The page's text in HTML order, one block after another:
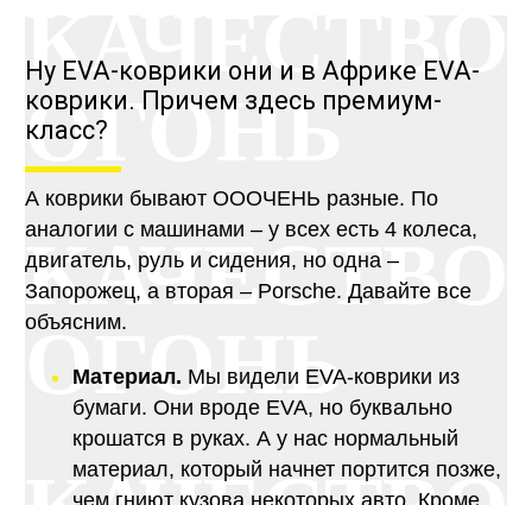
КАЧЕСТВО
ОГОНЬ
КАЧЕСТВО
ОГОНЬ
Ну EVA-коврики они и в Африке EVA-
коврики. Причем здесь премиум-
класс?
А коврики бывают ОООЧЕНЬ разные. По
аналогии с машинами – у всех есть 4 колеса,
двигатель, руль и сидения, но одна –
Запорожец, а вторая – Porsche. Давайте все
объясним.
Материал. Мы видели EVA-коврики из
бумаги. Они вроде EVA, но буквально
крошатся в руках. А у нас нормальный
материал, который начнет портится позже,
чем гниют кузова некоторых авто. Кроме